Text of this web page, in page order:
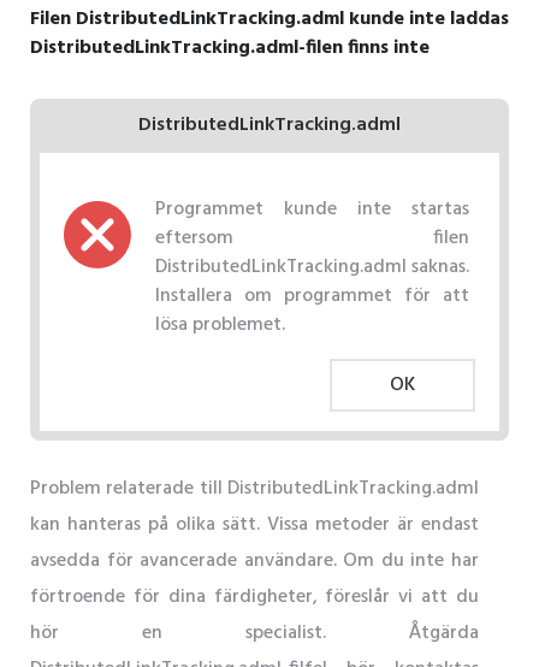
Filen DistributedLinkTracking.adml kunde inte laddas
DistributedLinkTracking.adml-filen finns inte
DistributedLinkTracking.adml
Programmet kunde inte startas
eftersom filen
DistributedLinkTracking.adml saknas.
Installera om programmet för att
lösa problemet.
OK
Problem relaterade till DistributedLinkTracking.adml
kan hanteras på olika sätt. Vissa metoder är endast
avsedda för avancerade användare. Om du inte har
förtroende för dina färdigheter, föreslår vi att du
hör en specialist. Åtgärda